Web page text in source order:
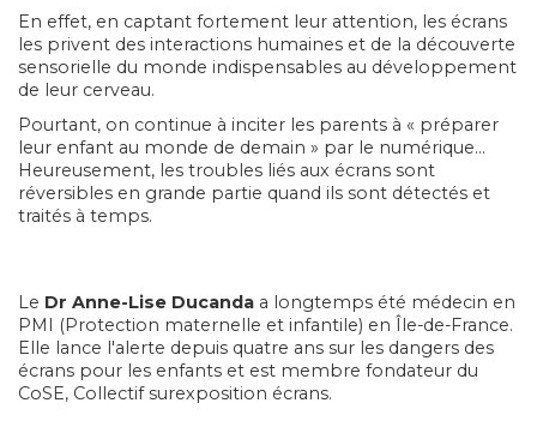
En effet, en captant fortement leur attention, les écrans
les privent des interactions humaines et de la découverte
sensorielle du monde indispensables au développement
de leur cerveau.
Pourtant, on continue à inciter les parents à « préparer
leur enfant au monde de demain » par le numérique...
Heureusement, les troubles liés aux écrans sont
réversibles en grande partie quand ils sont détectés et
traités à temps.
Le Dr Anne-Lise Ducanda a longtemps été médecin en
PMI (Protection maternelle et infantile) en Île-de-France.
Elle lance l'alerte depuis quatre ans sur les dangers des
écrans pour les enfants et est membre fondateur du
CoSE, Collectif surexposition écrans.